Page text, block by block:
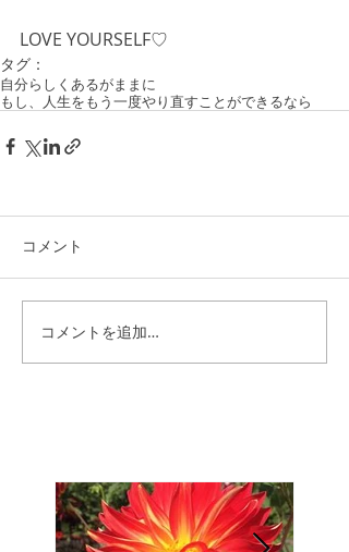
LOVE YOURSELF♡
タグ：
自分らしく あるがままに
もし、人生をもう一度やり直すことができるなら
コメント
コメントを追加…